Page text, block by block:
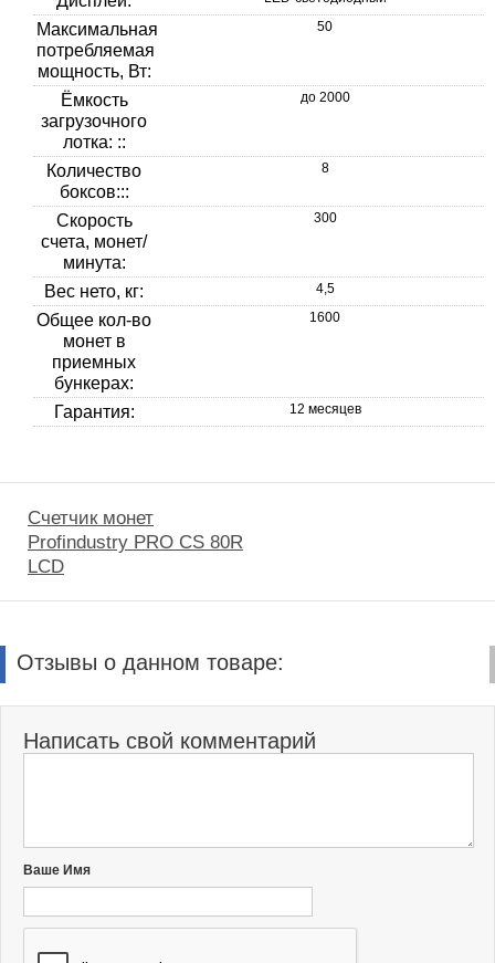
Максимальная
потребляемая
мощность, Вт:
50
Ёмкость
загрузочного
лотка: ::
до 2000
Количество
боксов:::
8
Скорость
счета, монет/
минута:
300
Вес нето, кг: 4,5
Общее кол-во
монет в
приемных
бункерах:
1600
Гарантия: 12 месяцев
Счетчик монет
Profindustry PRO CS 80R
LCD
Отзывы о данном товаре:
Написать свой комментарий
Ваше Имя